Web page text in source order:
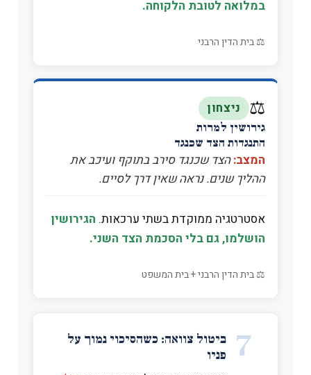
במלואה לטובת הלקוחה.
⚖️ בית הדין הרבני
⚖️ ניצחון
גירושין למרות
התנגדות הצד שכנגד
המצב:הצד שכנגד סירב בתוקף ועיכב את
ההליך שנים. נראה שאין דרך לסיים.
אסטרטגיה ממוקדת בשתי ערכאות. הגירושין
הושלמו, גם בלי הסכמת הצד השני.
⚖️ בית הדין הרבני + בית המשפט
7
ביטול צוואה: כשהסיכוי נמוך על
פניו